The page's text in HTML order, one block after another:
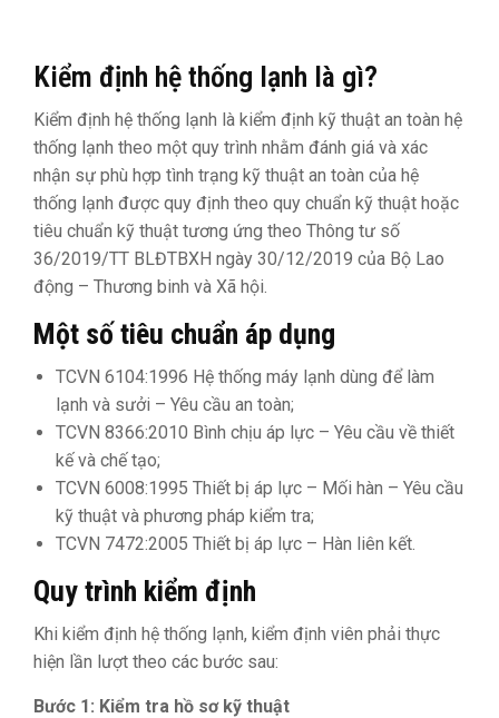
Kiểm định hệ thống lạnh là gì?
Kiểm định hệ thống lạnh là kiểm định kỹ thuật an toàn hệ
thống lạnh theo một quy trình nhằm đánh giá và xác
nhận sự phù hợp tình trạng kỹ thuật an toàn của hệ
thống lạnh được quy định theo quy chuẩn kỹ thuật hoặc
tiêu chuẩn kỹ thuật tương ứng theo Thông tư số
36/2019/TT BLĐTBXH ngày 30/12/2019 của Bộ Lao
động – Thương binh và Xã hội.
Một số tiêu chuẩn áp dụng
TCVN 6104:1996 Hệ thống máy lạnh dùng để làm
lạnh và sưởi – Yêu cầu an toàn;
TCVN 8366:2010 Bình chịu áp lực – Yêu cầu về thiết
kế và chế tạo;
TCVN 6008:1995 Thiết bị áp lực – Mối hàn – Yêu cầu
kỹ thuật và phương pháp kiểm tra;
TCVN 7472:2005 Thiết bị áp lực – Hàn liên kết.
Quy trình kiểm định
Khi kiểm định hệ thống lạnh, kiểm định viên phải thực
hiện lần lượt theo các bước sau:
Bước 1: Kiểm tra hồ sơ kỹ thuật